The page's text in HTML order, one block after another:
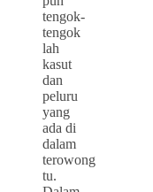
tengok-
tengok
lah
kasut
dan
peluru
yang
ada di
dalam
terowong
tu.